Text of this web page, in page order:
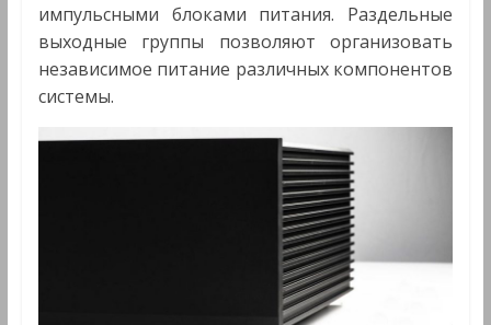
импульсными блоками питания. Раздельные
выходные группы позволяют организовать
независимое питание различных компонентов
системы.